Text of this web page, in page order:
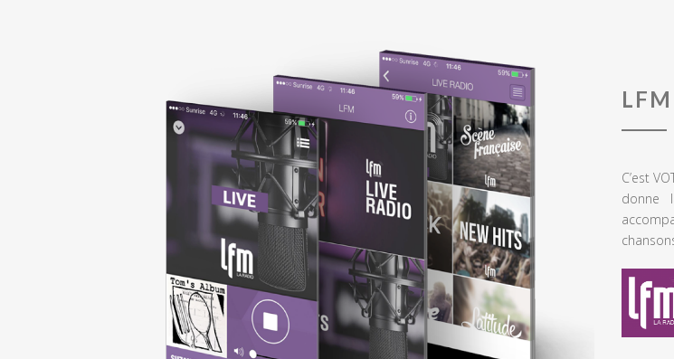
LFM
C’est
donne